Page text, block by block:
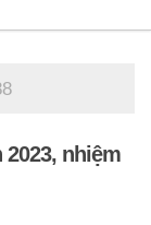
nhiệm